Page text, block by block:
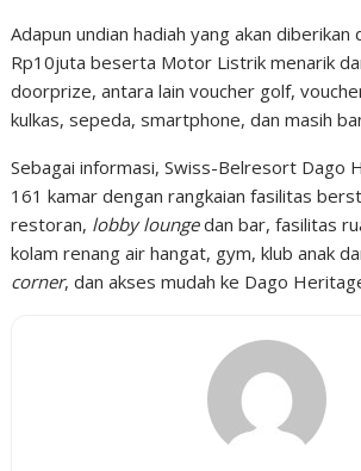
Adapun undian hadiah yang akan diberikan
Rp10juta beserta Motor Listrik menarik
doorprize, antara lain voucher golf,
kulkas, sepeda, smartphone, dan masih
Sebagai informasi, Swiss-Belresort Dago
161 kamar dengan rangkaian fasilitas
restoran, lobby loungedan bar, fasilitas
kolam renang air hangat, gym, klub anak
corner, dan akses mudah ke Dago